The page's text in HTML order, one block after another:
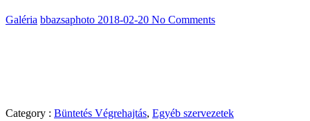
Galéria bbazsaphoto 2018-02-20 No Comments
Category : Büntetés Végrehajtás, Egyéb szervezetek